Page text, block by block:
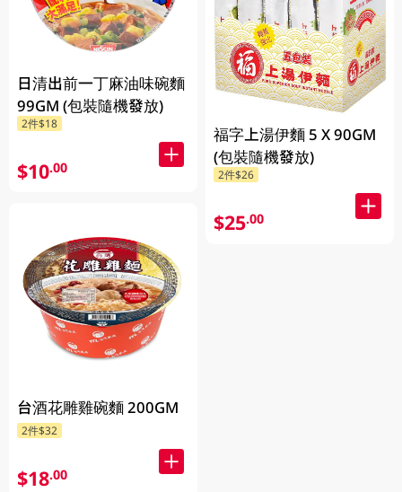
日清出前一丁麻油味碗麵
99GM (包裝隨機發放)
2件$18
$10.00
台酒花雕雞碗麵 200GM
2件$32
$18.00
福字上湯伊麵 5 X 90GM
(包裝隨機發放)
2件$26
$25.00